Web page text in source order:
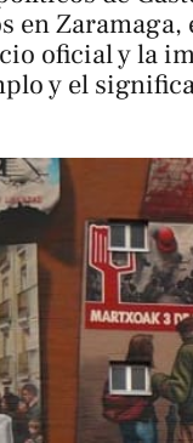
en Zaramaga,
oficial y la
y el